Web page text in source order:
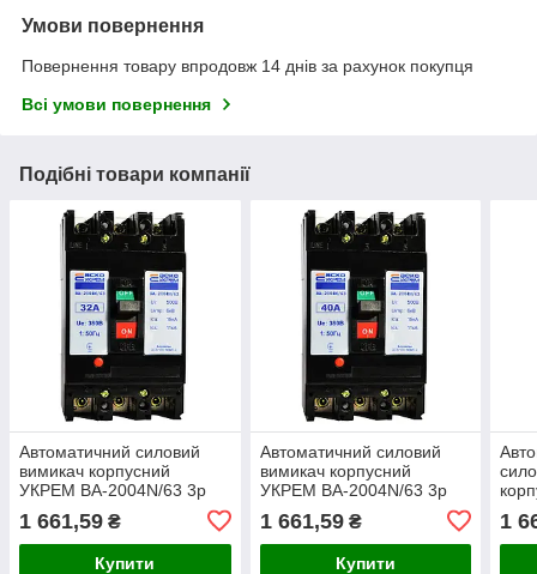
Умови повернення
Повернення товару впродовж 14 днів за рахунок покупця
Всі умови повернення
Подібні товари компанії
Автоматичний силовий
вимикач корпусний
УКРЕМ ВА-2004N/63 3р
32А АСКО A0010040062
1 661,59 ₴
Купити
Автоматичний силовий
вимикач корпусний
УКРЕМ ВА-2004N/63 3р
40А АСКО A0010040063
1 661,59₴
Купити
1